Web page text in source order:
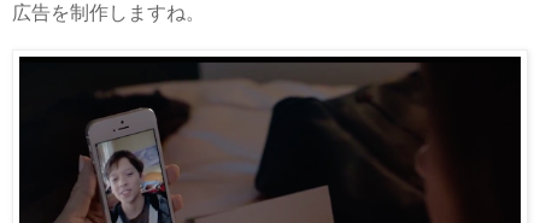
広告を制作しますね。